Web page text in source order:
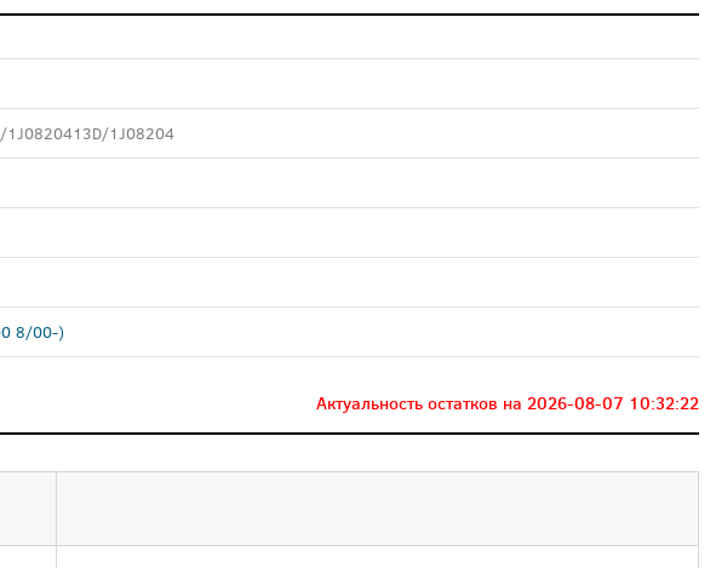
1J08204
8/00-)
Актуальность остатков на 2026-08-07 10:32:22